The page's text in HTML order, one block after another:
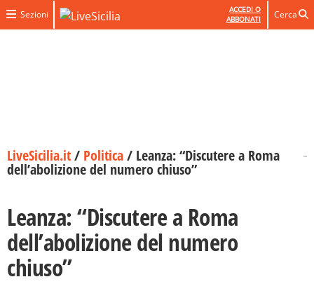
Sezioni
ACCEDI O
ABBONATI
Cerca
LiveSicilia.it/ Politica/ Leanza: “Discutere a Roma
dell’abolizione del numero chiuso”
Leanza: “Discutere a Roma
dell’abolizione del numero
chiuso”